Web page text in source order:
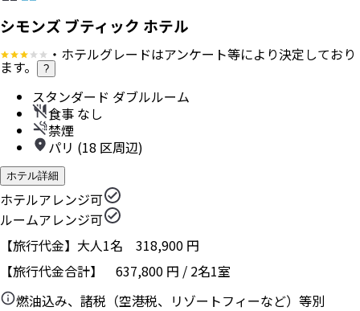
シモンズ ブティック ホテル
・ホテルグレードはアンケート等により決定しており
ます。 ?
スタンダード ダブルルーム
食事 なし
禁煙
パリ (18 区周辺)
ホテル詳細
ホテルアレンジ可
ルームアレンジ可
【旅行代金】大人1名 318,900 円
【旅行代金合計】 637,800 円 / 2名1室
燃油込み、諸税（空港税、リゾートフィーなど）等別